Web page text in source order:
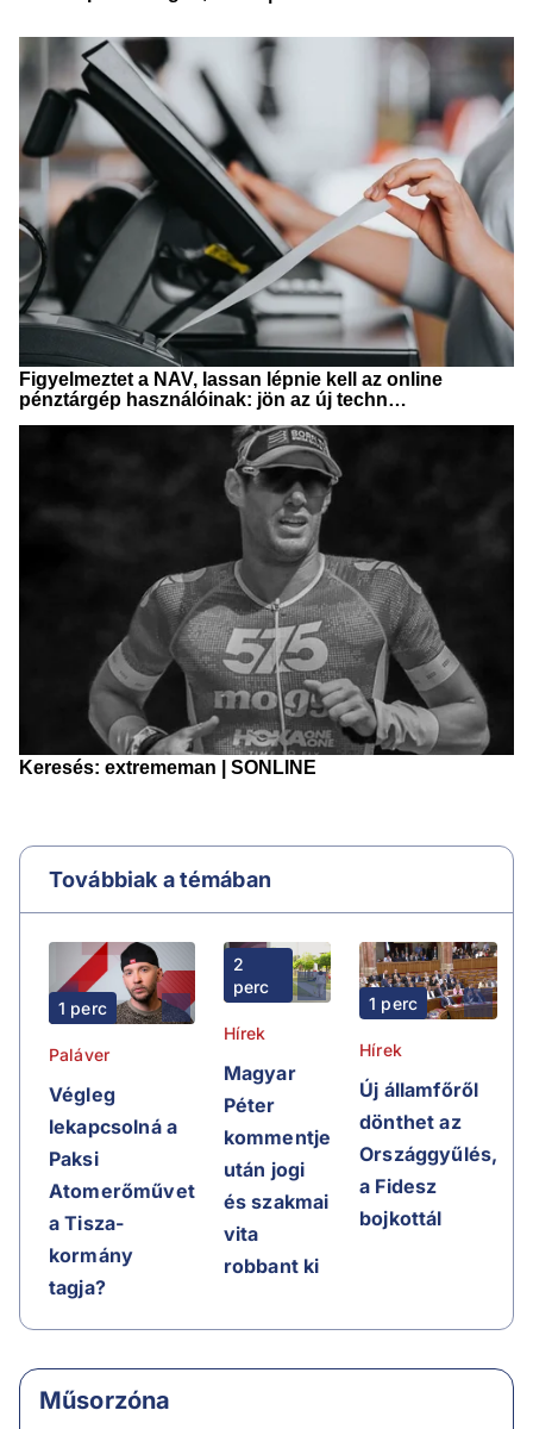
Továbbiak a témában
1 perc
Paláver
Végleg
lekapcsolná a
Paksi
Atomerőművet
a Tisza-
kormány
tagja?
2
perc
Hírek
Magyar
Péter
kommentje
után jogi
és szakmai
vita
robbant ki
1 perc
Hírek
Új államfőről
dönthet az
Országgyűlés,
a Fidesz
bojkottál
Műsorzóna